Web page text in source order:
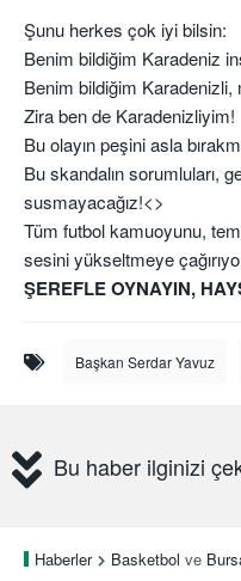
Şunu herkes çok iyi bilsin:
Benim bildiğim Karadeniz
Benim bildiğim
Zira ben de Karadenizliyim!
Bu olayın peşini asla
Bu skandalın sorumluları,
susmayacağız!<>
Tüm futbol kamuoyunu,
sesini yükseltmeye
ŞEREFLE OYNAYIN,
Başkan Serdar Yavuz
Bu haber ilginizi
Haberler Basketbol ve